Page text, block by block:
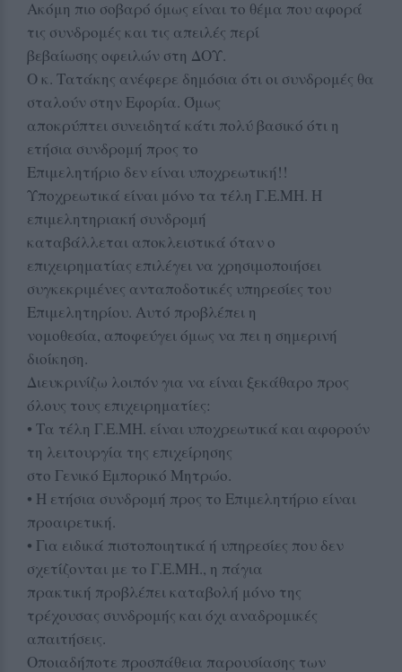
Ακόμη πιο σοβαρό όμως είναι το θέμα που αφορά
τις συνδρομές και τις απειλές περί
βεβαίωσης οφειλών στη ΔΟΥ.
Ο κ. Τατάκης ανέφερε δημόσια ότι οι συνδρομές θα
σταλούν στην Εφορία. Όμως
αποκρύπτει συνειδητά κάτι πολύ βασικό ότι η
ετήσια συνδρομή προς το
Επιμελητήριο δεν είναι υποχρεωτική!!
Υποχρεωτικά είναι μόνο τα τέλη Γ.Ε.ΜΗ. Η
επιμελητηριακή συνδρομή
καταβάλλεται αποκλειστικά όταν ο
επιχειρηματίας επιλέγει να χρησιμοποιήσει
συγκεκριμένες ανταποδοτικές υπηρεσίες του
Επιμελητηρίου. Αυτό προβλέπει η
νομοθεσία, αποφεύγει όμως να πει η σημερινή
διοίκηση.
Διευκρινίζω λοιπόν για να είναι ξεκάθαρο προς
όλους τους επιχειρηματίες:
• Τα τέλη Γ.Ε.ΜΗ. είναι υποχρεωτικά και αφορούν
τη λειτουργία της επιχείρησης
στο Γενικό Εμπορικό Μητρώο.
• Η ετήσια συνδρομή προς το Επιμελητήριο είναι
προαιρετική.
• Για ειδικά πιστοποιητικά ή υπηρεσίες που δεν
σχετίζονται με το Γ.Ε.ΜΗ., η πάγια
πρακτική προβλέπει καταβολή μόνο της
τρέχουσας συνδρομής και όχι αναδρομικές
απαιτήσεις.
Οποιαδήποτε προσπάθεια παρουσίασης των